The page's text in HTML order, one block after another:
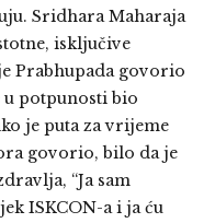
Sridhara Maharaja
isključive
Prabhupada govorio
u potpunosti bio
je puta za vrijeme
govorio, bilo da je
“Ja sam
ISKCON-a i ja ću